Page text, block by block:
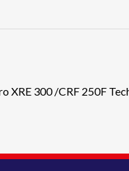
XRE 300 /CRF 250F